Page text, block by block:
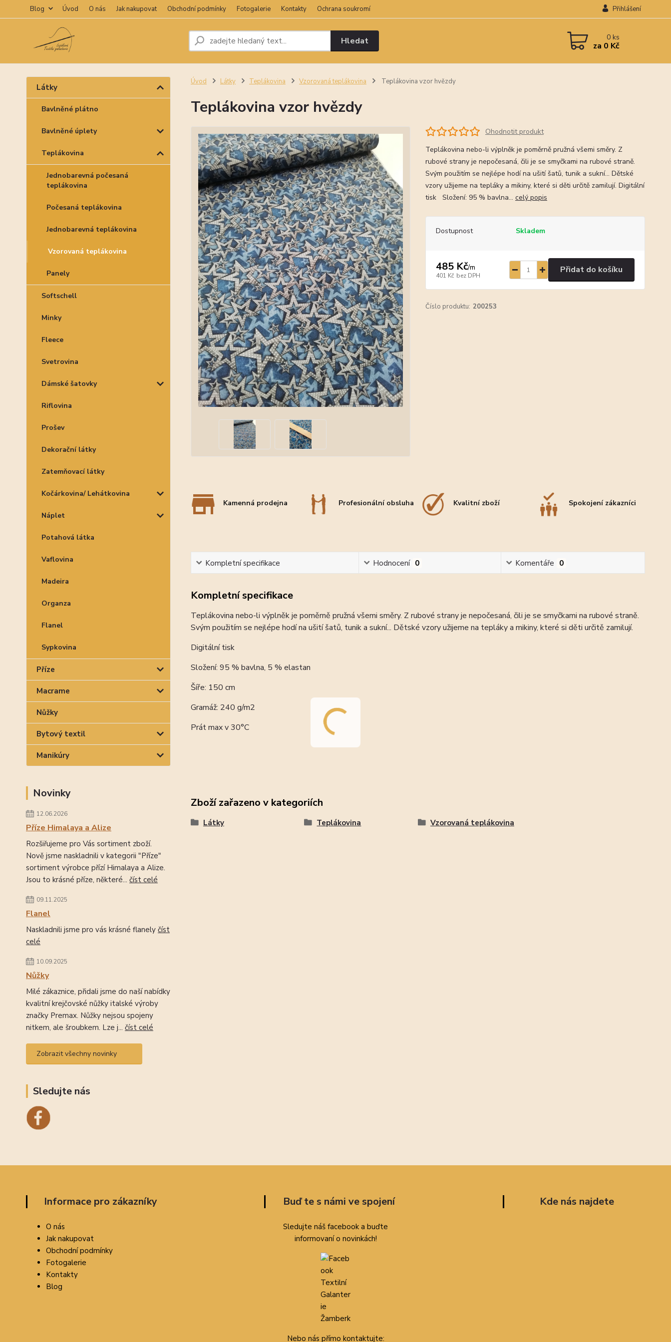
Blog Úvod O nás Jak nakupovat Obchodní podmínky Fotogalerie Kontakty Ochrana soukromí Přihlášení
Hledat 0ks
za 0 Kč
Látky
Bavlněné plátno
Bavlněné úplety
Teplákovina
Jednobarevná počesaná
teplákovina
Počesaná teplákovina
Jednobarevná teplákovina
Vzorovaná teplákovina
Panely
Softschell
Minky
Fleece
Svetrovina
Dámské šatovky
Riflovina
Prošev
Dekorační látky
Zatemňovací látky
Kočárkovina/ Lehátkovina
Náplet
Potahová látka
Vaflovina
Madeira
Organza
Flanel
Sypkovina
Příze
Macrame
Nůžky
Bytový textil
Manikúry
Novinky
12.06.2026
Příze Himalaya a Alize
Rozšiřujeme pro Vás sortiment zboží.
Nově jsme naskladnili v kategorii "Příze"
sortiment výrobce přízí Himalaya a Alize.
Jsou to krásné příze, některé... číst celé
09.11.2025
Flanel
Naskladnili jsme pro vás krásné flanely číst
celé
10.09.2025
Nůžky
Milé zákaznice, přidali jsme do naší nabídky
kvalitní krejčovské nůžky italské výroby
značky Premax. Nůžky nejsou spojeny
nitkem, ale šroubkem. Lze j... číst celé
Zobrazit všechny novinky
Sledujte nás
Úvod Látky Teplákovina Vzorovaná teplákovina Teplákovina vzor hvězdy
Teplákovina vzor hvězdy
Ohodnotit produkt
Teplákovina nebo-li výplněk je poměrně pružná všemi směry. Z
rubové strany je nepočesaná, čili je se smyčkami na rubové straně.
Svým použitím se nejlépe hodí na ušití šatů, tunik a sukní... Dětské
vzory užijeme na tepláky a mikiny, které si děti určitě zamilují. Digitální
tisk Složení: 95 % bavlna... celý popis
Dostupnost Skladem
485 Kč/m
401 Kč bez DPH
Přidat do košíku
Číslo produktu: 200253
Kamenná prodejna Profesionální obsluha Kvalitní zboží Spokojení zákazníci
Kompletní specifikace Hodnocení 0 Komentáře 0
Kompletní specifikace
Teplákovina nebo-li výplněk je poměrně pružná všemi směry. Z rubové strany je nepočesaná, čili je se smyčkami na rubové straně.
Svým použitím se nejlépe hodí na ušití šatů, tunik a sukní... Dětské vzory užijeme na tepláky a mikiny, které si děti určitě zamilují.
Digitální tisk
Složení: 95 % bavlna, 5 % elastan
Šíře: 150 cm
Gramáž: 240 g/m2
Prát max v 30°C
Zboží zařazeno v kategoriích
Látky Teplákovina Vzorovaná teplákovina
Informace pro zákazníky
O nás
Jak nakupovat
Obchodní podmínky
Fotogalerie
Kontakty
Blog
Buď te s námi ve spojení
Sledujte náš facebook a buďte
informovaní o novinkách!
Nebo nás přímo kontaktujte:
Kde nás najdete